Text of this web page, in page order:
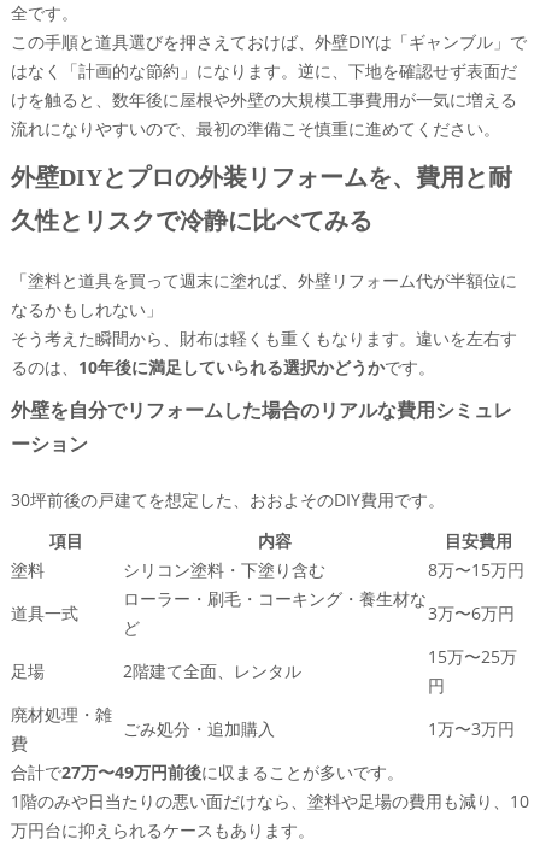
全です。
この手順と道具選びを押さえておけば、外壁DIYは「ギャンブル」で
はなく「計画的な節約」になります。逆に、下地を確認せず表面だ
けを触ると、数年後に屋根や外壁の大規模工事費用が一気に増える
流れになりやすいので、最初の準備こそ慎重に進めてください。
外壁DIYとプロの外装リフォームを、費用と耐
久性とリスクで冷静に比べてみる
「塗料と道具を買って週末に塗れば、外壁リフォーム代が半額位に
なるかもしれない」
そう考えた瞬間から、財布は軽くも重くもなります。違いを左右す
るのは、 10年後に満足していられる選択かどうかです。
外壁を自分でリフォームした場合のリアルな費用シミュレ
ーション
30坪前後の戸建てを想定した、おおよそのDIY費用です。
項目
内容
目安費用
塗料
シリコン塗料・下塗り含む
8万〜15万円
道具一式
ローラー・刷毛・コーキング・養生材な
ど
3万〜6万円
足場 2階建て全面、レンタル
15万〜25万
円
廃材処理・雑
費
ごみ処分・追加購入
1万〜3万円
合計で27万〜49万円前後に収まることが多いです。
1階のみや日当たりの悪い面だけなら、塗料や足場の費用も減り、10
万円台に抑えられるケースもあります。